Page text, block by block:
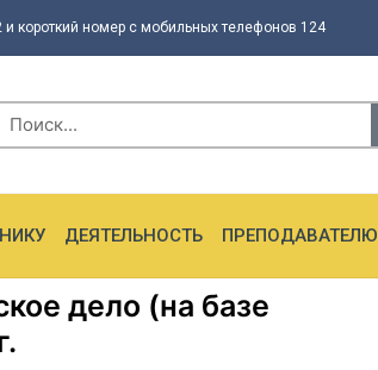
короткий номер с мобильных телефонов 124
ДЕЯТЕЛЬНОСТЬ ПРЕПОДАВАТЕЛЮ
дело (на базе